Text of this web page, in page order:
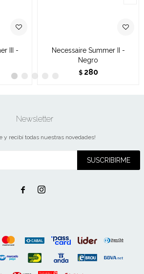
III -
Necessaire Summer II -
Negro
$ 280
Newsletter
y recibí todas nuestras novedades!
SUSCRIBIRME
 